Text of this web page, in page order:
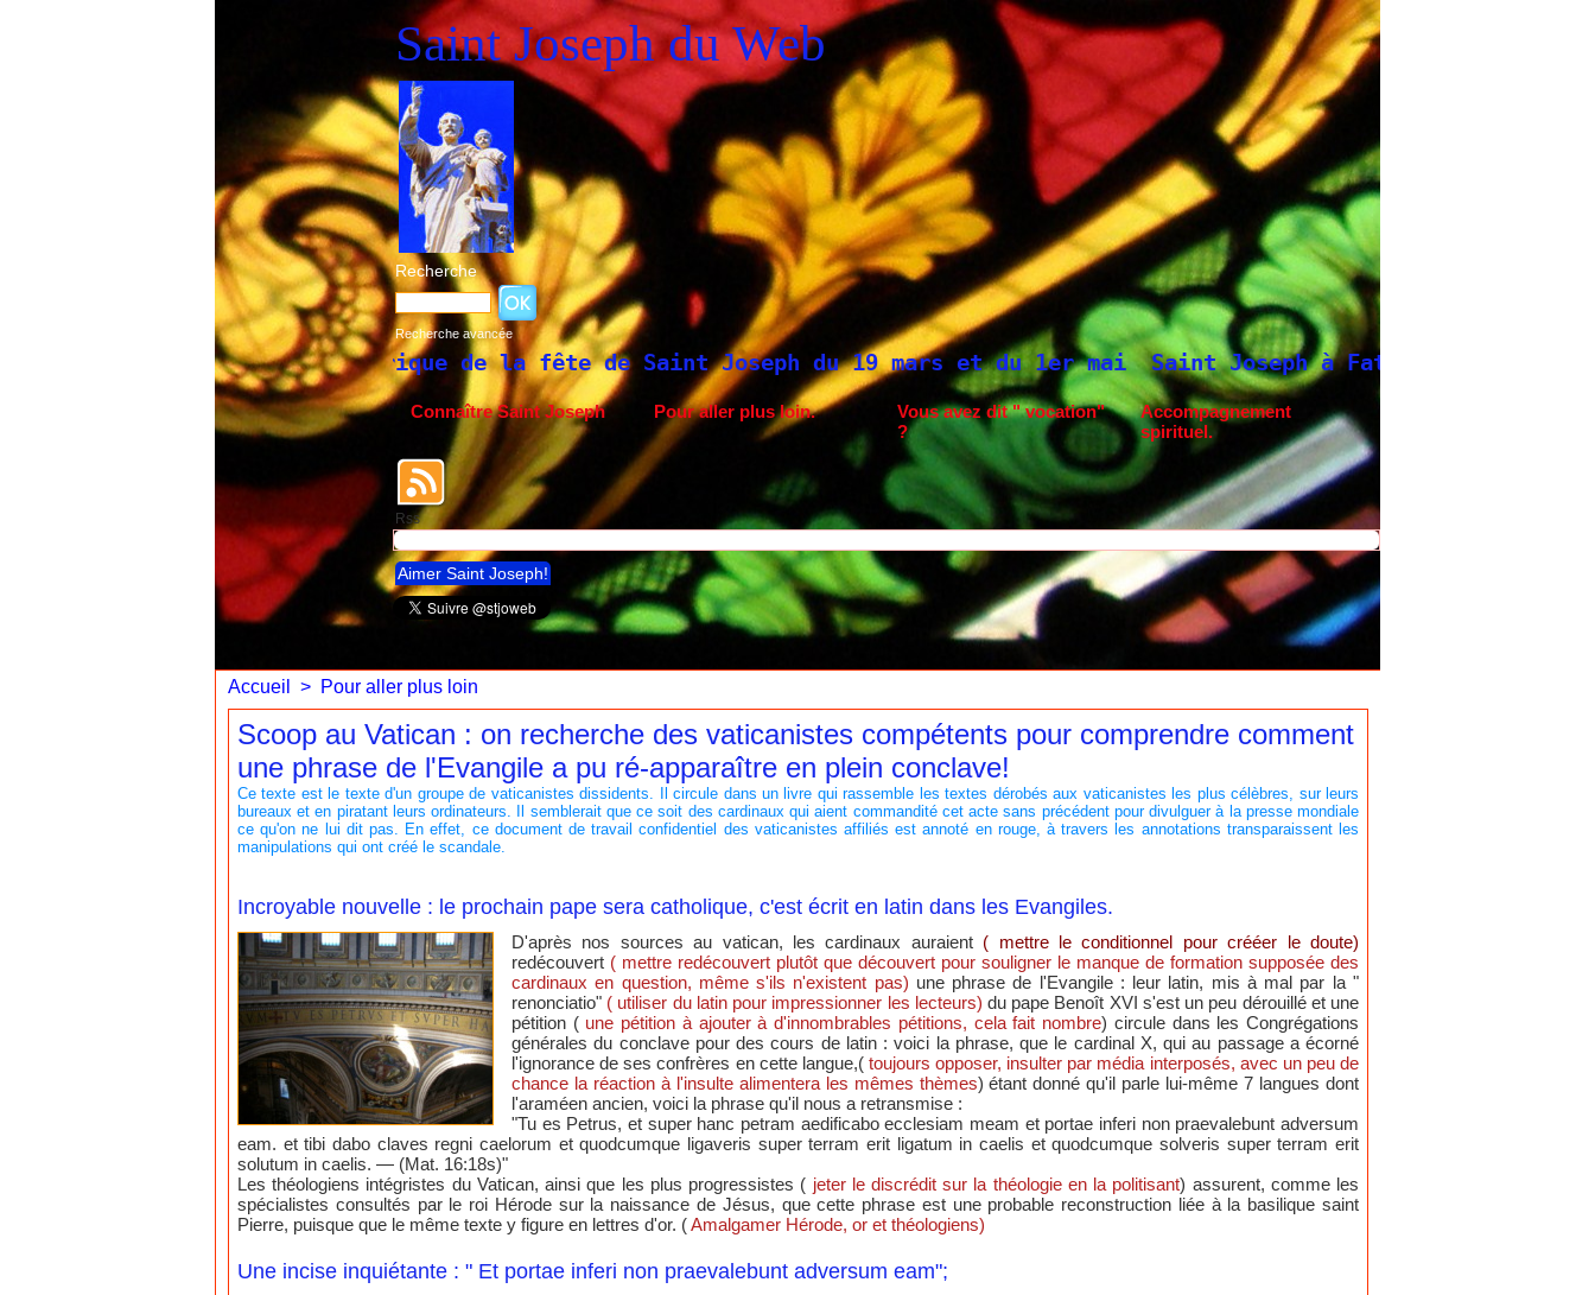
Saint Joseph du Web
Recherche
Recherche avancée
Historique de la fête de Saint Joseph du 19 mars et du 1er mai Saint Joseph à Fatima. Neuvaine à Saint Joseph
Connaître Saint Joseph Pour aller plus loin.
Vous avez dit " vocation"
?
Accompagnement
spirituel.
Rss
Aimer Saint Joseph!
Accueil > Pour aller plus loin
Scoop au Vatican : on recherche des vaticanistes compétents pour comprendre comment
une phrase de l'Evangile a pu ré-apparaître en plein conclave!
Ce texte est le texte d'un groupe de vaticanistes dissidents. Il circule dans un livre qui rassemble les textes dérobés aux vaticanistes les plus célèbres, sur leurs
bureaux et en piratant leurs ordinateurs. Il semblerait que ce soit des cardinaux qui aient commandité cet acte sans précédent pour divulguer à la presse mondiale
ce qu'on ne lui dit pas. En effet, ce document de travail confidentiel des vaticanistes affiliés est annoté en rouge, à travers les annotations transparaissent les
manipulations qui ont créé le scandale.
Incroyable nouvelle : le prochain pape sera catholique, c'est écrit en latin dans les Evangiles.
D'après nos sources au vatican, les cardinaux auraient ( mettre le conditionnel pour crééer le doute)
redécouvert ( mettre redécouvert plutôt que découvert pour souligner le manque de formation supposée des
cardinaux en question, même s'ils n'existent pas) une phrase de l'Evangile : leur latin, mis à mal par la "
renonciatio" ( utiliser du latin pour impressionner les lecteurs)du pape Benoît XVI s'est un peu dérouillé et une
pétition ( une pétition à ajouter à d'innombrables pétitions, cela fait nombre) circule dans les Congrégations
générales du conclave pour des cours de latin : voici la phrase, que le cardinal X, qui au passage a écorné
l'ignorance de ses confrères en cette langue,(toujours opposer, insulter par média interposés, avec un peu de
chance la réaction à l'insulte alimentera les mêmes thèmes) étant donné qu'il parle lui-même 7 langues dont
l'araméen ancien, voici la phrase qu'il nous a retransmise :
"Tu es Petrus, et super hanc petram aedificabo ecclesiam meam et portae inferi non praevalebunt adversum
eam. et tibi dabo claves regni caelorum et quodcumque ligaveris super terram erit ligatum in caelis et quodcumque solveris super terram erit
solutum in caelis. — (Mat. 16:18s)"
Les théologiens intégristes du Vatican, ainsi que les plus progressistes ( jeter le discrédit sur la théologie en la politisant) assurent, comme les
spécialistes consultés par le roi Hérode sur la naissance de Jésus, que cette phrase est une probable reconstruction liée à la basilique saint
Pierre, puisque que le même texte y figure en lettres d'or. (Amalgamer Hérode, or et théologiens)
Une incise inquiétante : " Et portae inferi non praevalebunt adversum eam";